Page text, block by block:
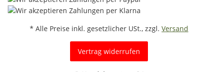
* Alle Preise inkl. gesetzlicher USt., zzgl. Versand
Vertrag widerrufen